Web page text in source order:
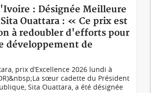
: Désignée Meilleure
Ouattara : « Ce prix est
à redoubler d'efforts pour
développement de
prix d’Excellence 2026 lundi à
sœur cadette du Président
Sita Ouattara, a été désignée